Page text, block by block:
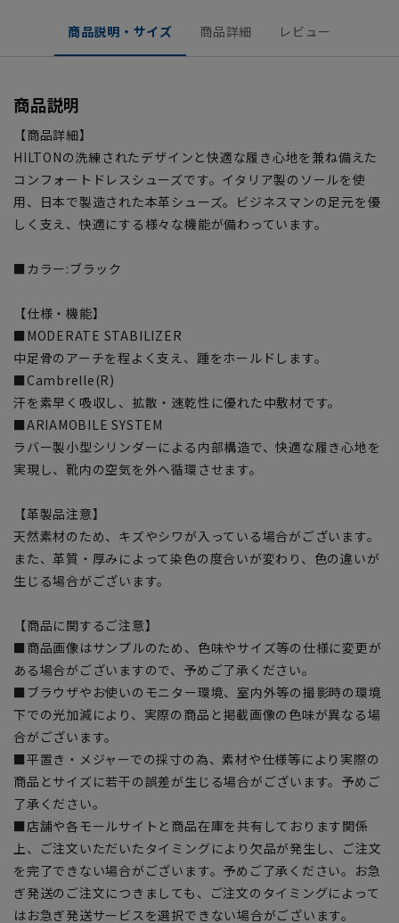
商品説明・サイズ 商品詳細 レビュー
商品説明
【商品詳細】
HILTONの洗練されたデザインと快適な履き心地を兼ね備えた
コンフォートドレスシューズです。イタリア製のソールを使
用、日本で製造された本革シューズ。ビジネスマンの足元を優
しく支え、快適にする様々な機能が備わっています。
■カラー:ブラック
【仕様・機能】
■MODERATE STABILIZER
中足骨のアーチを程よく支え、踵をホールドします。
■Cambrelle(R)
汗を素早く吸収し、拡散・速乾性に優れた中敷材です。
■ARIAMOBILE SYSTEM
ラバー製小型シリンダーによる内部構造で、快適な履き心地を
実現し、靴内の空気を外へ循環させます。
【革製品注意】
天然素材のため、キズやシワが入っている場合がございます。
また、革質・厚みによって染色の度合いが変わり、色の違いが
生じる場合がございます。
【商品に関するご注意】
■商品画像はサンプルのため、色味やサイズ等の仕様に変更が
ある場合がございますので、予めご了承ください。
■ブラウザやお使いのモニター環境、室内外等の撮影時の環境
下での光加減により、実際の商品と掲載画像の色味が異なる場
合がございます。
■平置き・メジャーでの採寸の為、素材や仕様等により実際の
商品とサイズに若干の誤差が生じる場合がございます。予めご
了承ください。
■店舗や各モールサイトと商品在庫を共有しております関係
上、ご注文いただいたタイミングにより欠品が発生し、ご注文
を完了できない場合がございます。予めご了承ください。お急
ぎ発送のご注文につきましても、ご注文のタイミングによって
はお急ぎ発送サービスを選択できない場合がございます。